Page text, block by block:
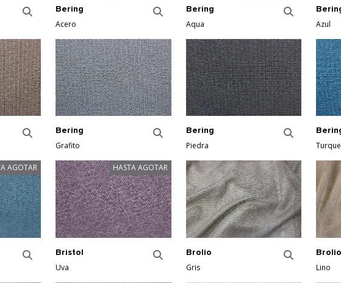
Bering
Acero
Bering
Aqua Azul
Bering
Grafito
Bering
Piedra
AGOTAR HASTA AGOTAR
Bristol
Uva
Brolio
Gris
Brolio
Lino